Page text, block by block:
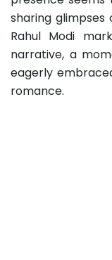
sharing glimpses
Rahul Modi
narrative, a
eagerly
romance.